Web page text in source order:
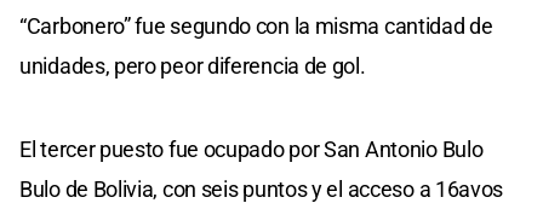
“Carbonero” fue segundo con la misma cantidad de
unidades, pero peor diferencia de gol.
El tercer puesto fue ocupado por San Antonio Bulo
Bulo de Bolivia, con seis puntos y el acceso a 16avos